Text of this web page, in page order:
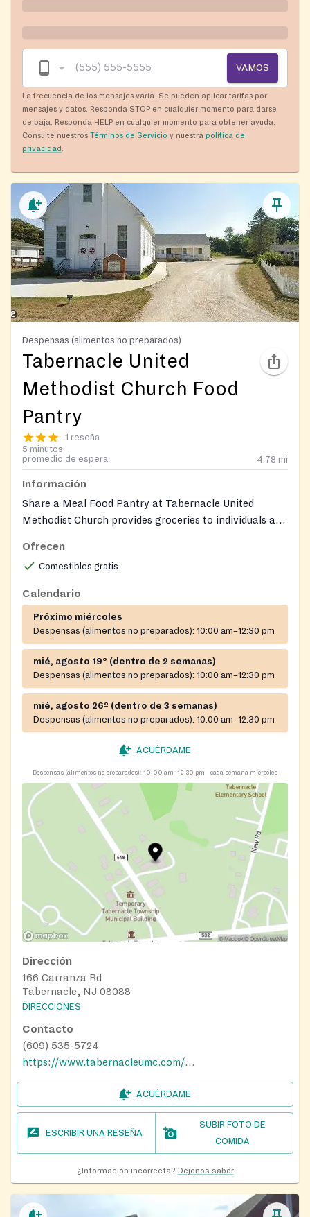
VAMOS
La frecuencia de los mensajes varía. Se pueden aplicar tarifas por
mensajes y datos. Responda STOP en cualquier momento para darse
de baja. Responda HELP en cualquier momento para obtener ayuda.
Consulte nuestros Términos de Servicio y nuestra política de
privacidad
Despensas (alimentos no preparados)
Tabernacle United
Methodist Church Food
Pantry
1 reseña
5 minutos
promedio de espera
4.78 mi
Información
Share a Meal Food Pantry at Tabernacle United
Methodist Church provides groceries to individuals and
The pantry also accepts donations of diapers and
wipes to support families with babies. Call the pantry
Ofrecen
Comestibles gratis
Calendario
Próximo miércoles
Despensas (alimentos no preparados): 10:00 am–12:30 pm
mié, agosto 19º (dentro de 2 semanas)
Despensas (alimentos no preparados): 10:00 am–12:30 pm
mié, agosto 26º (dentro de 3 semanas)
Despensas (alimentos no preparados): 10:00 am–12:30 pm
ACUÉRDAME
Despensas (alimentos no preparados): 10:00 am–12:30 pm cada semana miércoles
Dirección
166 Carranza Rd
Tabernacle, NJ 08088
DIRECCIONES
Contacto
(609) 535-5724
https://www.tabernacleumc.com/missionoutreach.html
ACUÉRDAME
ESCRIBIR UNA RESEÑA
SUBIR FOTO DE
COMIDA
¿Información incorrecta? Déjenos saber